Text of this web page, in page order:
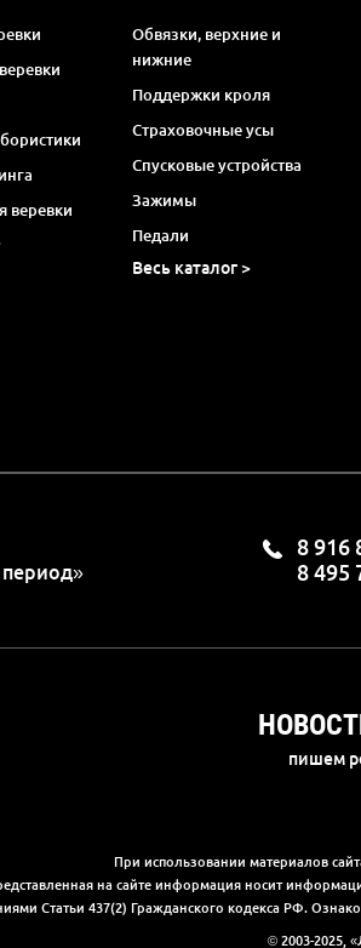
веревки
Обвязки, верхние и
нижние
Поддержки кроля
Страховочные усы
Спусковые устройства
Зажимы
Педали
Весь каталог >
8 916
8 495
пишем
При использовании материалов
на сайте информация носит
Статьи 437(2) Гражданского кодекса РФ.
© 2003-2025,